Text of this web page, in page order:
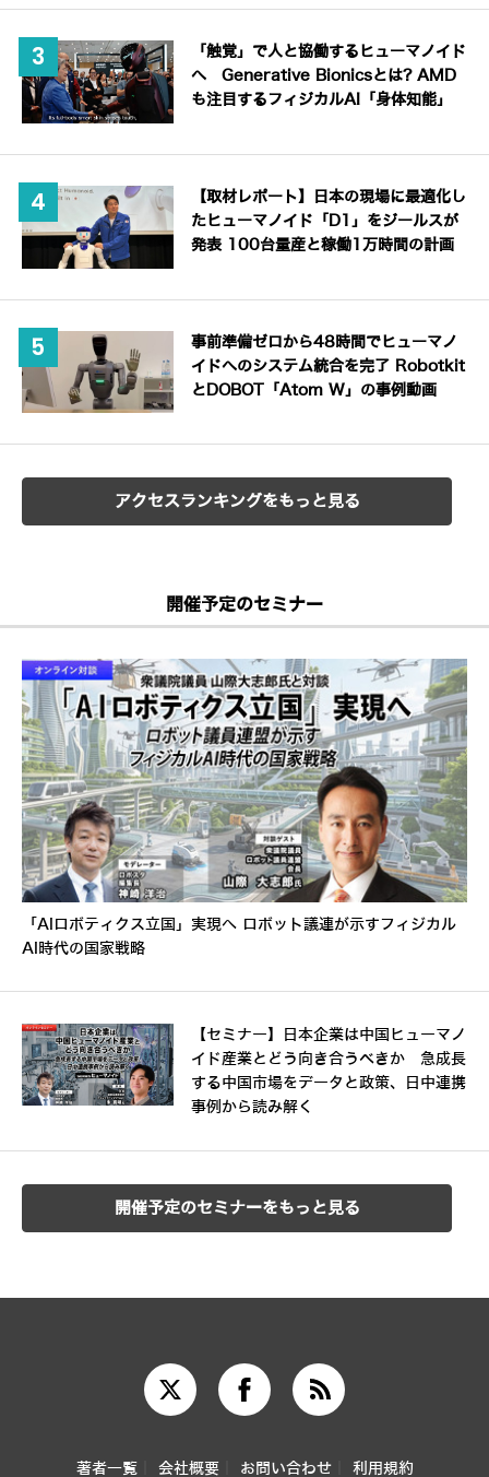
「触覚」で人と協働するヒューマノイド
へ Generative Bionicsとは? AMD
も注目するフィジカルAI「身体知能」
【取材レポート】日本の現場に最適化し
たヒューマノイド「D1」をジールスが
発表 100台量産と稼働1万時間の計画
事前準備ゼロから48時間でヒューマノ
イドへのシステム統合を完了 Robotkit
とDOBOT「Atom W」の事例動画
アクセスランキングをもっと見る
開催予定のセミナー
「AIロボティクス立国」実現へ ロボット議連が示すフィジカル
AI時代の国家戦略
【セミナー】日本企業は中国ヒューマノ
イド産業とどう向き合うべきか 急成長
する中国市場をデータと政策、日中連携
事例から読み解く
開催予定のセミナーをもっと見る
著者一覧 会社概要 お問い合わせ 利用規約